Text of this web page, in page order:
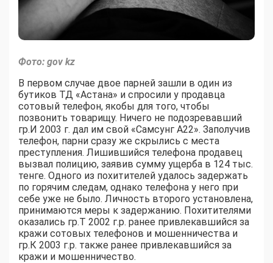
Фото: gov kz
В первом случае двое парней зашли в один из
бутиков ТД «Астана» и спросили у продавца
сотовый телефон, якобы для того, чтобы
позвонить товарищу. Ничего не подозревавший
гр.И 2003 г. дал им свой «Самсунг А22». Заполучив
телефон, парни сразу же скрылись с места
преступления. Лишившийся телефона продавец
вызвал полицию, заявив сумму ущерба в 124 тыс.
тенге. Одного из похитителей удалось задержать
по горячим следам, однако телефона у него при
себе уже не было. Личность второго установлена,
принимаются меры к задержанию. Похитителями
оказались гр.Т 2002 г.р. ранее привлекавшийся за
кражи сотовых телефонов и мошенничества и
гр.К 2003 г.р. также ранее привлекавшийся за
кражи и мошенничество.